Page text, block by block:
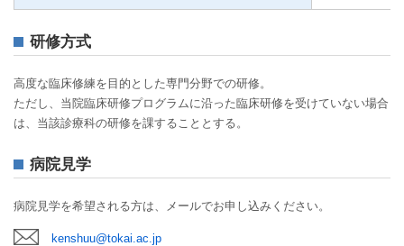
研修方式
高度な臨床修練を目的とした専門分野での研修。
ただし、当院臨床研修プログラムに沿った臨床研修を受けていない場合
は、当該診療科の研修を課することとする。
病院見学
病院見学を希望される方は、メールでお申し込みください。
kenshuu@tokai.ac.jp